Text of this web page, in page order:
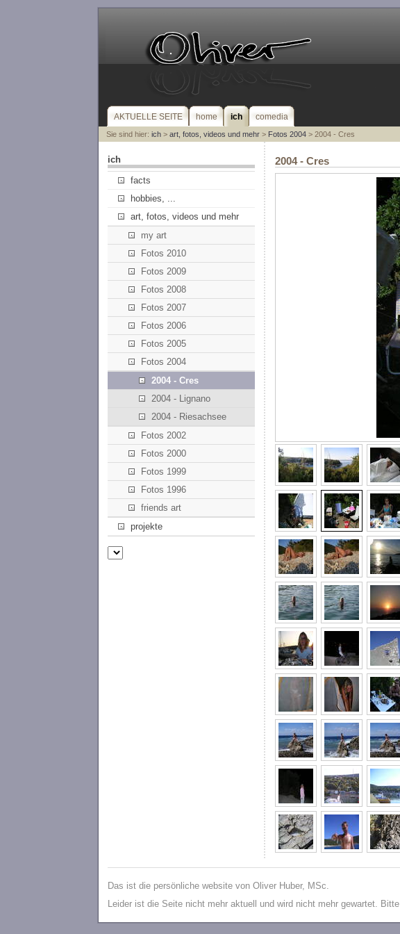
AKTUELLE SEITE home ich comedia
Sie sind hier: ich> art, fotos, videos und mehr> Fotos 2004> 2004 - Cres
ich
facts
hobbies, ...
art, fotos, videos und mehr
my art
Fotos 2010
Fotos 2009
Fotos 2008
Fotos 2007
Fotos 2006
Fotos 2005
Fotos 2004
2004 - Cres
2004 - Lignano
2004 - Riesachsee
Fotos 2002
Fotos 2000
Fotos 1999
Fotos 1996
friends art
projekte
2004 - Cres
Das ist die persönliche website von Oliver Huber, MSc.
Leider ist die Seite nicht mehr aktuell und wird nicht mehr gewartet. Bitte